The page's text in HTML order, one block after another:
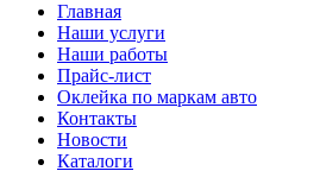
Главная
Наши услуги
Наши работы
Прайс-лист
Оклейка по маркам авто
Контакты
Новости
Каталоги